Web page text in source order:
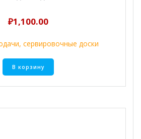
₽1,100.00
сервировочные доски
В корзину